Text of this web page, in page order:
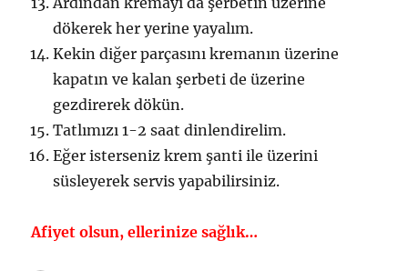
dökerek her yerine yayalım.
Kekin diğer parçasını kremanın üzerine
kapatın ve kalan şerbeti de üzerine
gezdirerek dökün.
Tatlımızı 1-2 saat dinlendirelim.
Eğer isterseniz krem şanti ile üzerini
süsleyerek servis yapabilirsiniz.
Afiyet olsun, ellerinize sağlık…